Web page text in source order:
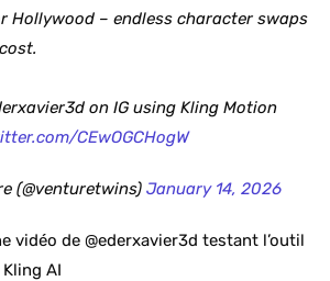
Hollywood – endless character swaps
on IG using Kling Motion
CEwOGCHogW
(@venturetwins) January 14, 2026
vidéo de @ederxavier3d testant l’outil
AI